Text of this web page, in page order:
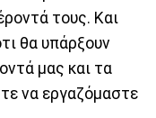
τους. Και
θα υπάρξουν
μας και τα
να εργαζόμαστε